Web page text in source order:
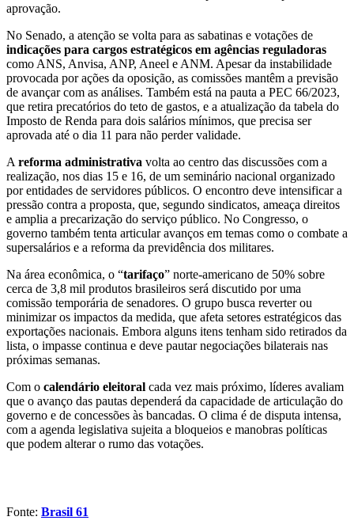
aprovação.
No Senado, a atenção se volta para as sabatinas e votações de
indicações para cargos estratégicos em agências reguladoras
como ANS, Anvisa, ANP, Aneel e ANM. Apesar da instabilidade
provocada por ações da oposição, as comissões mantêm a previsão
de avançar com as análises. Também está na pauta a PEC 66/2023,
que retira precatórios do teto de gastos, e a atualização da tabela do
Imposto de Renda para dois salários mínimos, que precisa ser
aprovada até o dia 11 para não perder validade.
A reforma administrativa volta ao centro das discussões com a
realização, nos dias 15 e 16, de um seminário nacional organizado
por entidades de servidores públicos. O encontro deve intensificar a
pressão contra a proposta, que, segundo sindicatos, ameaça direitos
e amplia a precarização do serviço público. No Congresso, o
governo também tenta articular avanços em temas como o combate a
supersalários e a reforma da previdência dos militares.
Na área econômica, o “tarifaço” norte-americano de 50% sobre
cerca de 3,8 mil produtos brasileiros será discutido por uma
comissão temporária de senadores. O grupo busca reverter ou
minimizar os impactos da medida, que afeta setores estratégicos das
exportações nacionais. Embora alguns itens tenham sido retirados da
lista, o impasse continua e deve pautar negociações bilaterais nas
próximas semanas.
Com o calendário eleitoral cada vez mais próximo, líderes avaliam
que o avanço das pautas dependerá da capacidade de articulação do
governo e de concessões às bancadas. O clima é de disputa intensa,
com a agenda legislativa sujeita a bloqueios e manobras políticas
que podem alterar o rumo das votações.
Fonte: Brasil 61